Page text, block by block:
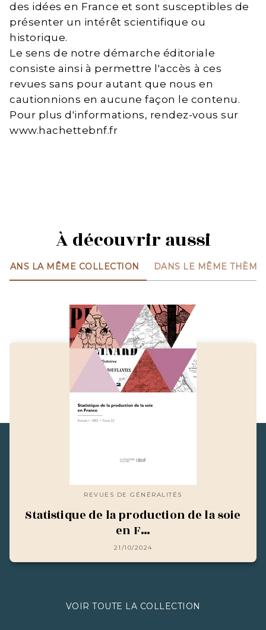
des idées en France et sont susceptibles de
présenter un intérêt scientifique ou
historique.
Le sens de notre démarche éditoriale
consiste ainsi à permettre l'accès à ces
revues sans pour autant que nous en
cautionnions en aucune façon le contenu.
Pour plus d'informations, rendez-vous sur
www.hachettebnf.fr
À découvrir aussi
DANS LA MÊME COLLECTION DANS LE MÊME THÈME
REVUES DE GÉNÉRALITÉS
Statistique de la production de la soie
en F…
21/10/2024
VOIR TOUTE LA COLLECTION